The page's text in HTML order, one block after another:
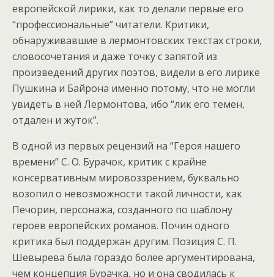
европейской лирики, как то делали первые его
“профессиональные” читатели. Критики,
обнаруживавшие в лермонтовских текстах строки,
словосочетания и даже точку с запятой из
произведений других поэтов, видели в его лирике
Пушкина и Байрона именно потому, что не могли
увидеть в ней Лермонтова, ибо “лик его темен,
отдален и жуток”.
В одной из первых рецензий на “Героя нашего
времени” С. О. Бурачок, критик с крайне
консервативным мировоззрением, буквально
возопил о невозможности такой личности, как
Печорин, персонажа, созданного по шаблону
героев европейских романов. Почин одного
критика был поддержан другим. Позиция С. П.
Шевырева была гораздо более аргументирована,
чем концепция Бурачка, но и она сводилась к